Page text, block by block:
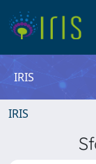
IRIS
IRIS